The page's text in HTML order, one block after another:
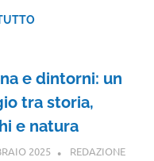
e dintorni: un
tra storia,
e natura
2025
REDAZIONE